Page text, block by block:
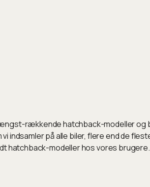
rækkende hatchback-modeller
indsamler på alle biler, flere end de
hatchback-modeller hos vores brugere.